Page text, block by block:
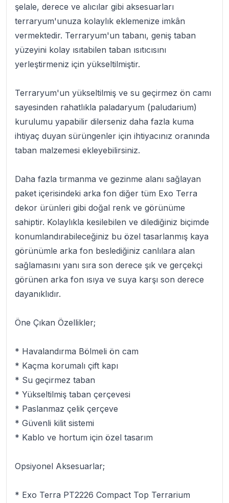
şelale, derece ve alıcılar gibi aksesuarları
terraryum'unuza kolaylık eklemenize imkân
vermektedir. Terraryum'un tabanı, geniş taban
yüzeyini kolay ısıtabilen taban ısıtıcısını
yerleştirmeniz için yükseltilmiştir.
Terraryum'un yükseltilmiş ve su geçirmez ön camı
sayesinden rahatlıkla paladaryum (paludarium)
kurulumu yapabilir dilerseniz daha fazla kuma
ihtiyaç duyan sürüngenler için ihtiyacınız oranında
taban malzemesi ekleyebilirsiniz.
Daha fazla tırmanma ve gezinme alanı sağlayan
paket içerisindeki arka fon diğer tüm Exo Terra
dekor ürünleri gibi doğal renk ve görünüme
sahiptir. Kolaylıkla kesilebilen ve dilediğiniz biçimde
konumlandırabileceğiniz bu özel tasarlanmış kaya
görünümle arka fon beslediğiniz canlılara alan
sağlamasını yanı sıra son derece şık ve gerçekçi
görünen arka fon ısıya ve suya karşı son derece
dayanıklıdır.
Öne Çıkan Özellikler;
* Havalandırma Bölmeli ön cam
* Kaçma korumalı çift kapı
* Su geçirmez taban
* Yükseltilmiş taban çerçevesi
* Paslanmaz çelik çerçeve
* Güvenli kilit sistemi
* Kablo ve hortum için özel tasarım
Opsiyonel Aksesuarlar;
* Exo Terra PT2226 Compact Top Terrarium